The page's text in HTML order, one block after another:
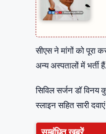
सीएस ने मांगों को पूरा
अन्य अस्पतालों में भर्ती हैं.
सिविल सर्जन डॉ विनय
स्लाइन सहित सारी